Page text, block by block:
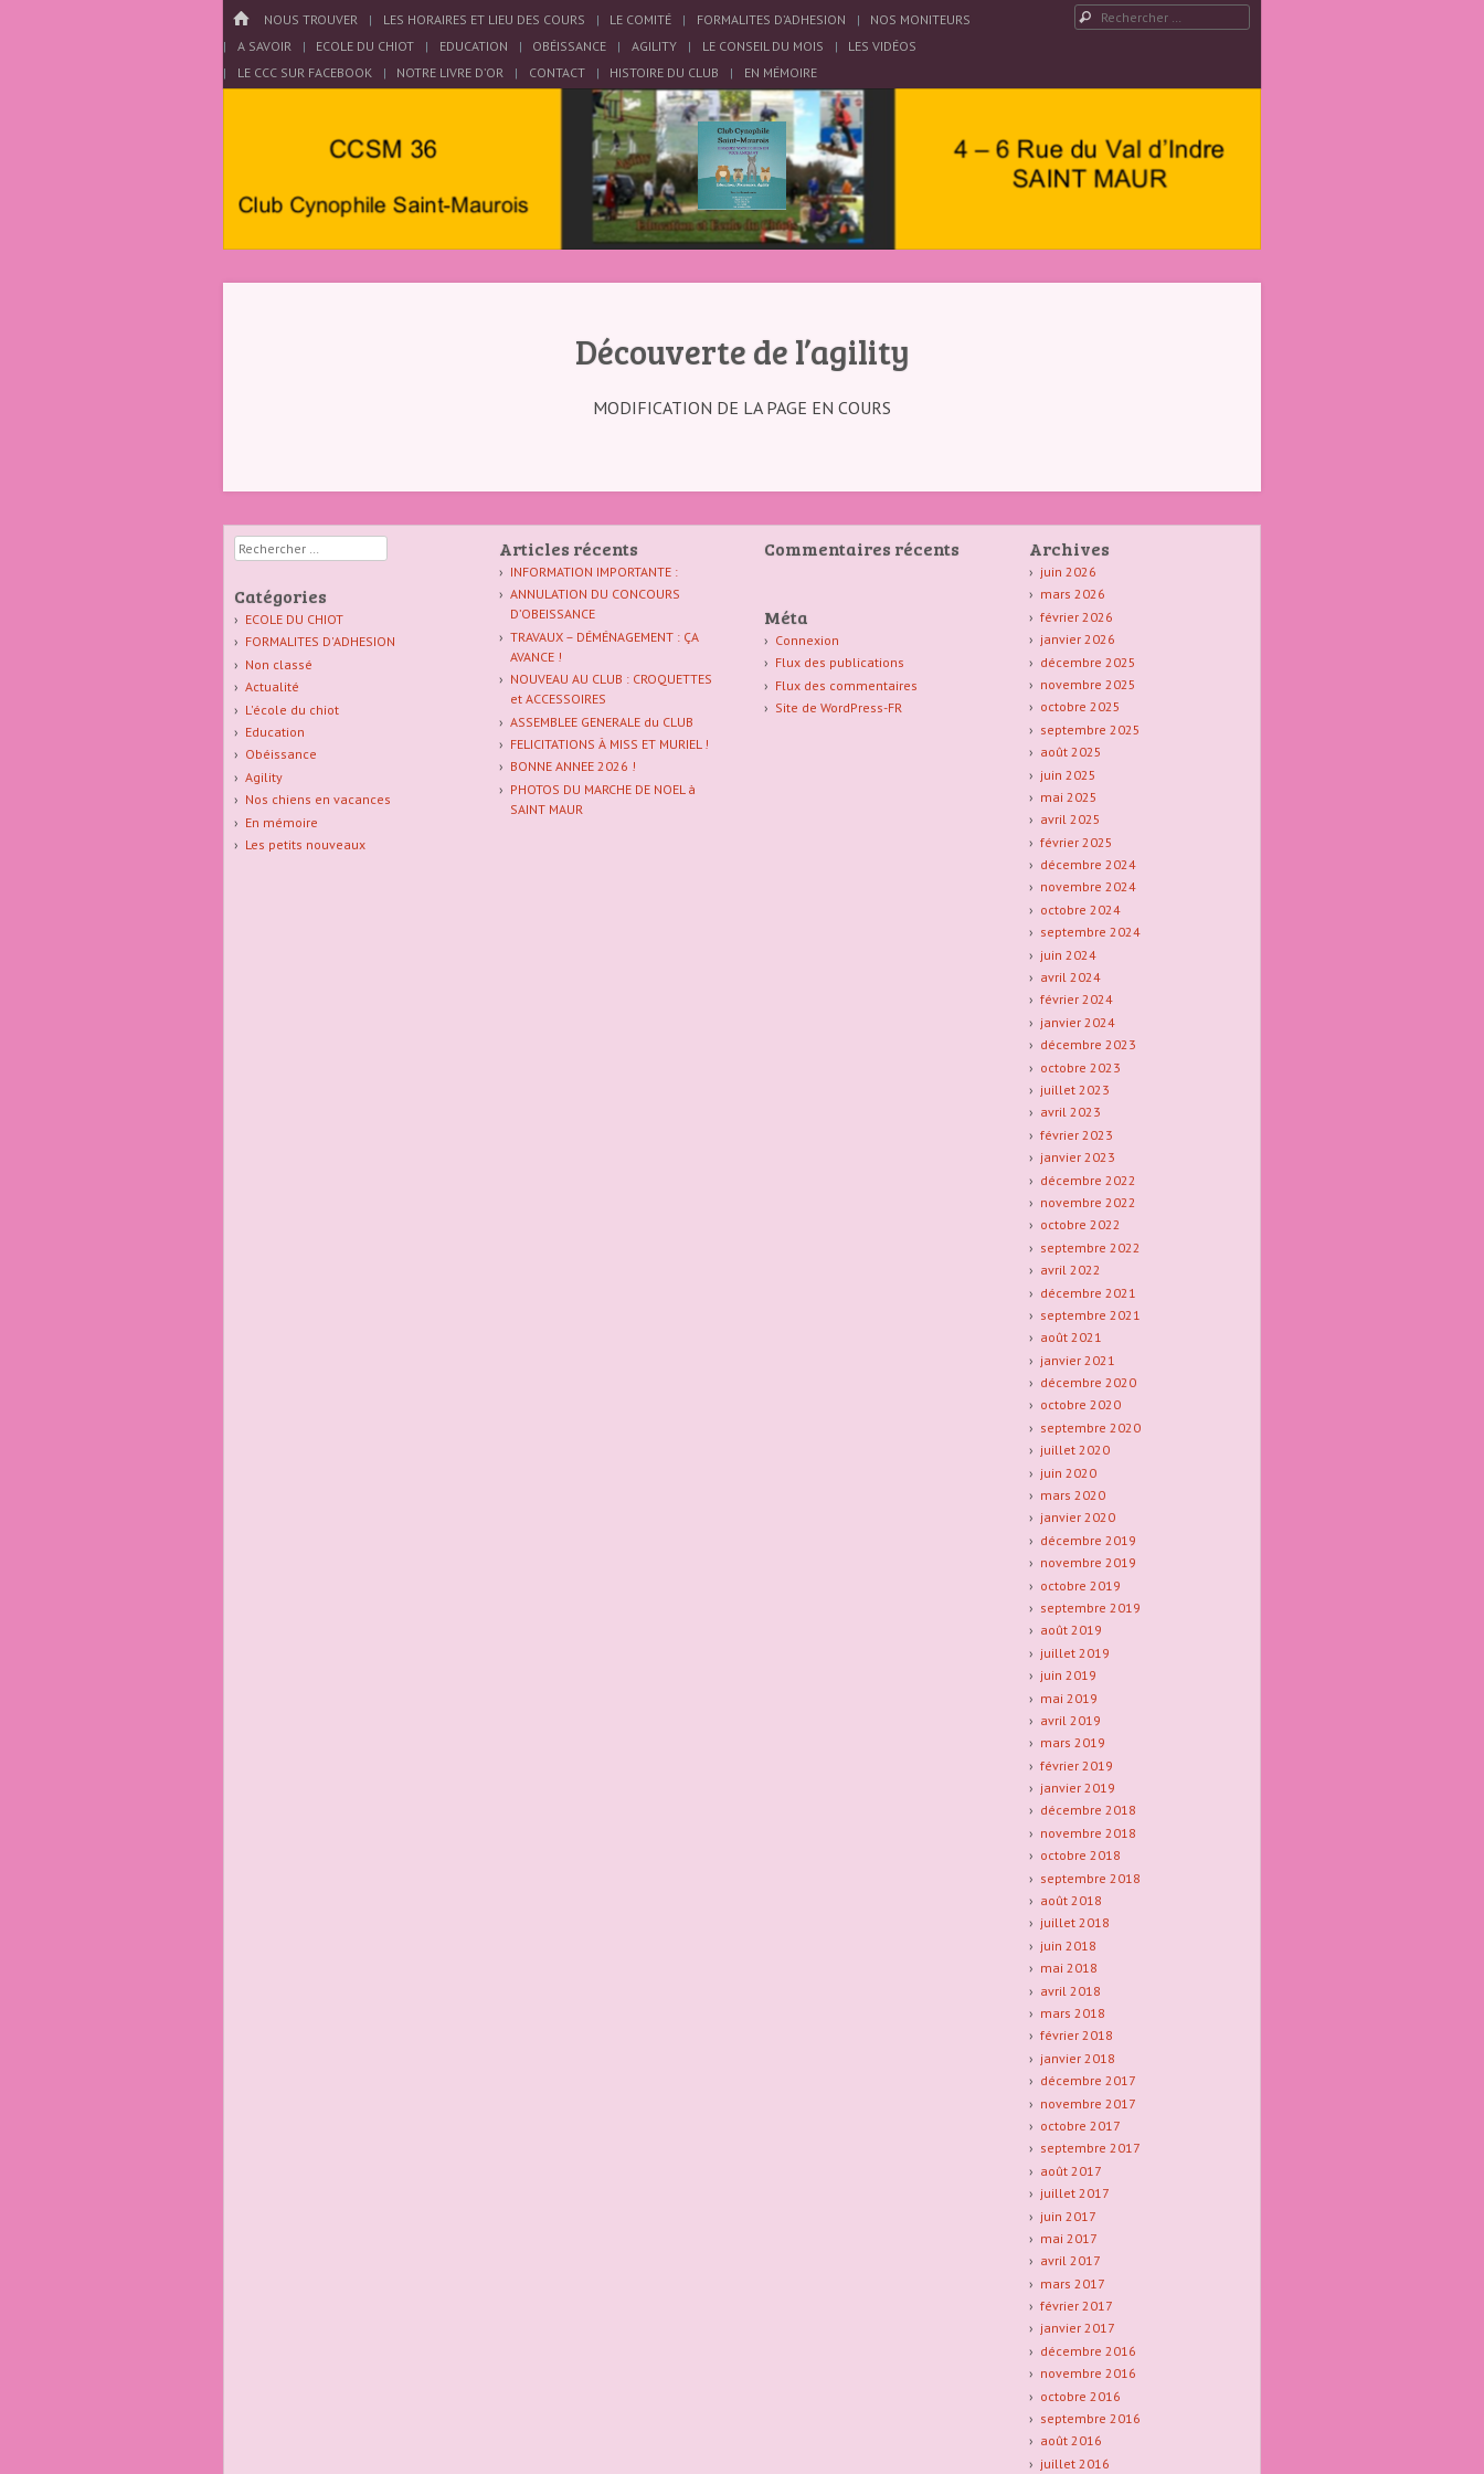
HOME
Menu
PASSER AU CONTENU
NOUS TROUVER LES HORAIRES ET LIEU DES COURS LE COMITÉ FORMALITES D’ADHESION
NOS MONITEURS
A SAVOIR
ECOLE DU CHIOT EDUCATION OBÉISSANCE AGILITY LE CONSEIL DU MOIS
LES VIDÉOS
LE CCC SUR FACEBOOK
NOTRE LIVRE D’OR CONTACT HISTOIRE DU CLUB EN MÉMOIRE
Rechercher
Club
Club
Canin
Indre 36
Découverte de l’agility
MODIFICATION DE LA PAGE EN COURS
Rechercher Articles récents
INFORMATION IMPORTANTE :
ANNULATION DU CONCOURS
D’OBEISSANCE
TRAVAUX – DÉMÉNAGEMENT : ÇA
AVANCE !
NOUVEAU AU CLUB : CROQUETTES
et ACCESSOIRES
ASSEMBLEE GENERALE du CLUB
FELICITATIONS À MISS ET MURIEL !
BONNE ANNEE 2026 !
PHOTOS DU MARCHE DE NOEL à
SAINT MAUR
Commentaires récents Archives
juin 2026
mars 2026
février 2026
janvier 2026
décembre 2025
novembre 2025
octobre 2025
septembre 2025
août 2025
juin 2025
mai 2025
avril 2025
février 2025
décembre 2024
novembre 2024
octobre 2024
septembre 2024
juin 2024
avril 2024
février 2024
janvier 2024
décembre 2023
octobre 2023
juillet 2023
avril 2023
février 2023
janvier 2023
décembre 2022
novembre 2022
octobre 2022
septembre 2022
avril 2022
décembre 2021
septembre 2021
août 2021
janvier 2021
décembre 2020
octobre 2020
septembre 2020
juillet 2020
juin 2020
mars 2020
janvier 2020
décembre 2019
novembre 2019
octobre 2019
septembre 2019
août 2019
juillet 2019
juin 2019
mai 2019
avril 2019
mars 2019
février 2019
janvier 2019
décembre 2018
novembre 2018
octobre 2018
septembre 2018
août 2018
juillet 2018
juin 2018
mai 2018
avril 2018
mars 2018
février 2018
janvier 2018
décembre 2017
novembre 2017
octobre 2017
septembre 2017
août 2017
juillet 2017
juin 2017
mai 2017
avril 2017
mars 2017
février 2017
janvier 2017
décembre 2016
novembre 2016
octobre 2016
septembre 2016
août 2016
juillet 2016
Catégories
ECOLE DU CHIOT
FORMALITES D'ADHESION
Non classé
Actualité
L'école du chiot
Education
Obéissance
Agility
Nos chiens en vacances
En mémoire
Les petits nouveaux
Méta
Connexion
Flux des publications
Flux des commentaires
Site de WordPress-FR